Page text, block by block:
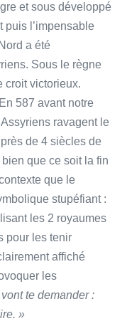
et sous développé
puis l’impensable
a été
Sous le règne
croit victorieux.
587 avant notre
ravagent le
de 4 siècles de
que ce soit la fin
que le
stupéfiant :
les 2 royaumes
pour les tenir
affiché
les
te demander :
»